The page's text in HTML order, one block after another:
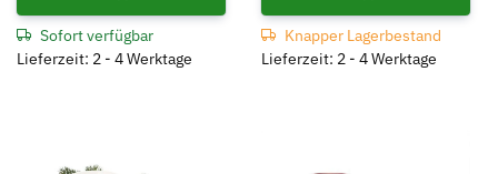
Sofort verfügbar
Lieferzeit: 2 - 4 Werktage
Knapper Lagerbestand
Lieferzeit: 2 - 4 Werktage